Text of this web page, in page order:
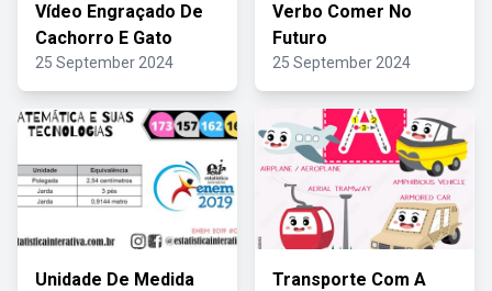
Vídeo Engraçado De
Cachorro E Gato
25 September 2024
Verbo Comer No
Futuro
25 September 2024
Unidade De Medida Transporte Com A